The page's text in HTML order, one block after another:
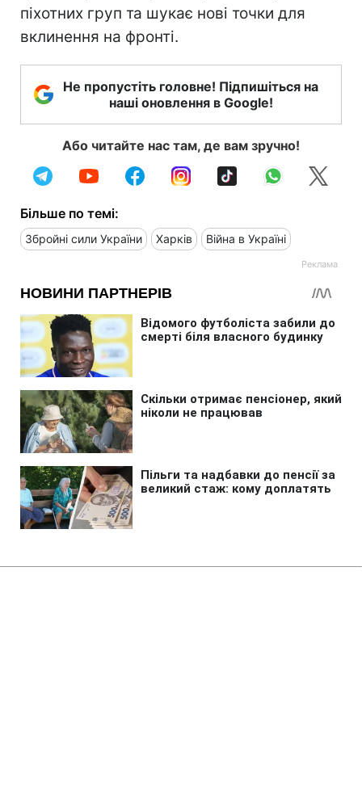
піхотних груп та шукає нові точки для
вклинення на фронті.
Не пропустіть головне! Підпишіться на
наші оновлення в Google!
Або читайте нас там, де вам зручно!
Більше по темі:
Збройні сили України Харків Війна в Україні